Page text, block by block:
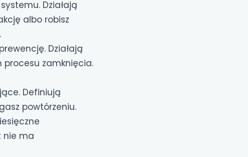
Działają
albo robisz
Działają
zamknięcia.
Definiują
powtórzeniu.
nie ma